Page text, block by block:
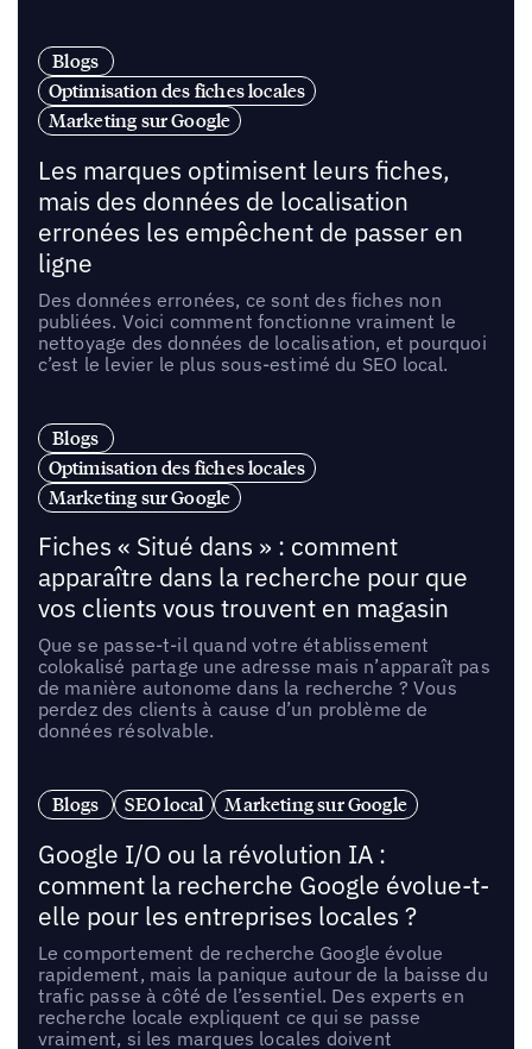
Blogs
Optimisation des fiches locales
Marketing sur Google
Les marques optimisent leurs fiches,
mais des données de localisation
erronées les empêchent de passer en
ligne
Des données erronées, ce sont des fiches non
publiées. Voici comment fonctionne vraiment le
nettoyage des données de localisation, et pourquoi
c’est le levier le plus sous-estimé du SEO local.
Blogs
Optimisation des fiches locales
Marketing sur Google
Fiches « Situé dans » : comment
apparaître dans la recherche pour que
vos clients vous trouvent en magasin
Que se passe-t-il quand votre établissement
colokalisé partage une adresse mais n’apparaît pas
de manière autonome dans la recherche ? Vous
perdez des clients à cause d’un problème de
données résolvable.
Blogs SEO local Marketing sur Google
Google I/O ou la révolution IA :
comment la recherche Google évolue-t-
elle pour les entreprises locales ?
Le comportement de recherche Google évolue
rapidement, mais la panique autour de la baisse du
trafic passe à côté de l’essentiel. Des experts en
recherche locale expliquent ce qui se passe
vraiment, si les marques locales doivent